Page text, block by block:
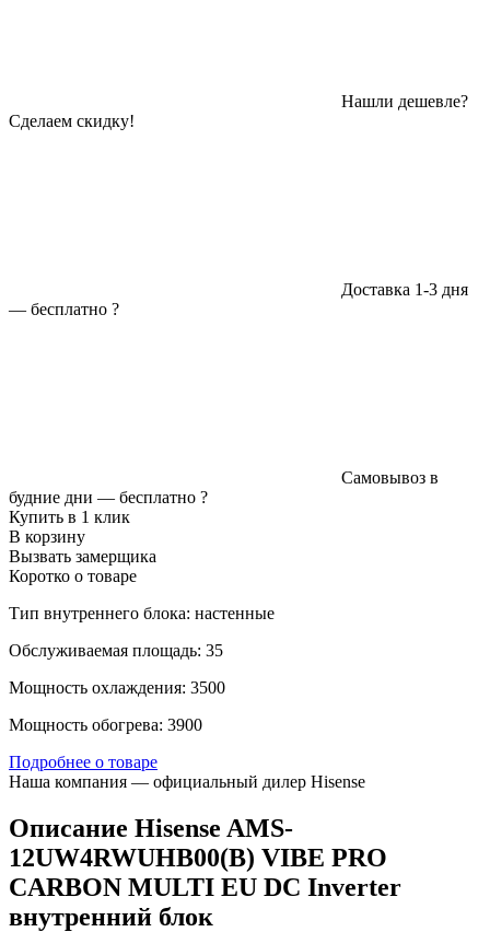
Нашли дешевле?
Сделаем скидку!
Доставка 1-3 дня
— бесплатно ?
Самовывоз в
будние дни — бесплатно ?
Купить в 1 клик
В корзину
Вызвать замерщика
Коротко о товаре
Тип внутреннего блока: настенные
Обслуживаемая площадь: 35
Мощность охлаждения: 3500
Мощность обогрева: 3900
Подробнее о товаре
Наша компания — официальный дилер Hisense
Описание Hisense AMS-
12UW4RWUHB00(B) VIBE PRO
CARBON MULTI EU DC Inverter
внутренний блок